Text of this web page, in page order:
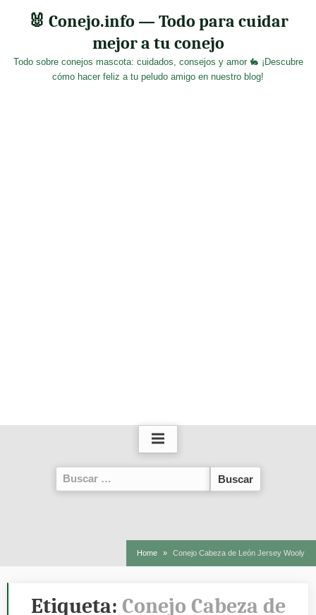
🐰 Conejo.info — Todo para cuidar
mejor a tu conejo
Todo sobre conejos mascota: cuidados, consejos y amor 🐇 ¡Descubre
cómo hacer feliz a tu peludo amigo en nuestro blog!
Buscar:
Home Conejo Cabeza de León Jersey Wooly
Etiqueta: Conejo Cabeza de